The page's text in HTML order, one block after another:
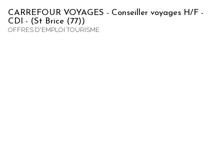
CARREFOUR VOYAGES - Conseiller voyages H/F -
CDI - (St Brice (77))
OFFRES D'EMPLOI TOURISME